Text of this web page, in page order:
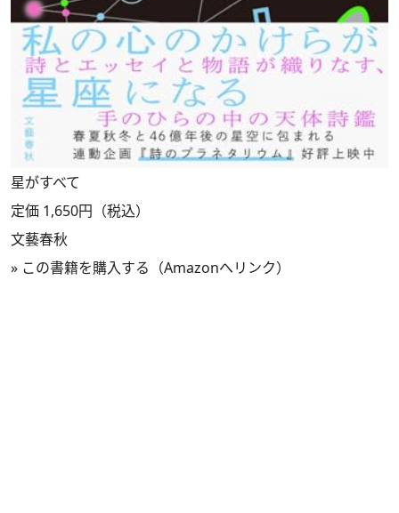
星がすべて
定価 1,650円（税込）
文藝春秋
» この書籍を購入する（Amazonへリンク）